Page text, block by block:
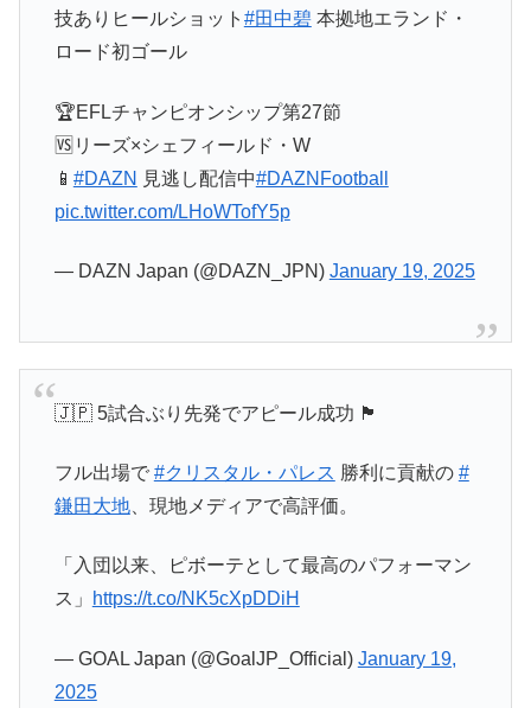
技ありヒールショット #田中碧本拠地エランド・
ロード初ゴール
🏆EFLチャンピオンシップ第27節
🆚リーズ×シェフィールド・W
📱 #DAZN 見逃し配信中#DAZNFootball
pic.twitter.com/LHoWTofY5p
— DAZN Japan (@DAZN_JPN) January 19, 2025
🇯🇵 5試合ぶり先発でアピール成功 🏴󠁧󠁢󠁥󠁮󠁧󠁿
フル出場で #クリスタル・パレス 勝利に貢献の #
鎌田大地、現地メディアで高評価。
「入団以来、ピボーテとして最高のパフォーマン
ス」
https://t.co/NK5cXpDDiH
— GOAL Japan (@GoalJP_Official) January 19,
2025